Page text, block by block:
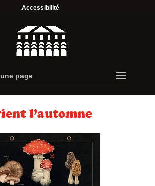
Accessibilité
page
l’automne